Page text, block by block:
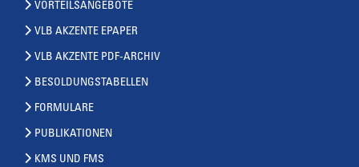
VORTEILSANGEBOTE
VLB AKZENTE EPAPER
VLB AKZENTE PDF-ARCHIV
BESOLDUNGSTABELLEN
FORMULARE
PUBLIKATIONEN
KMS UND FMS